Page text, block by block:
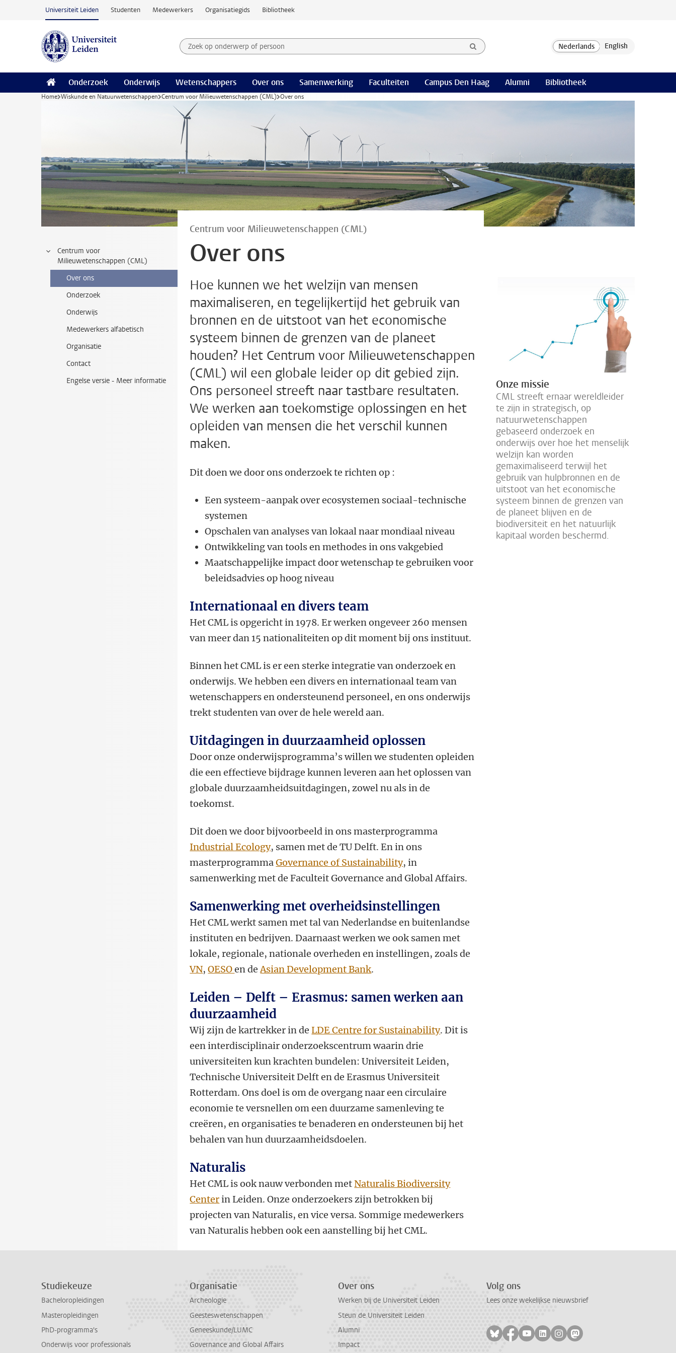
Ga naar hoofdinhoud
Universiteit Leiden Studenten Medewerkers Organisatiegids Bibliotheek
Zoek op onderwerp of persoon en selecteer categorie
Zoekterm
Onderzoek Onderwijs Wetenschappers Over ons Samenwerking Faculteiten Campus Den Haag Alumni Bibliotheek
Home Wiskunde en Natuurwetenschappen Centrum voor Milieuwetenschappen (CML) Over ons
Centrum voor
Milieuwetenschappen (CML)
Over ons
Onderzoek
Onderwijs
Medewerkers alfabetisch
Organisatie
Contact
Engelse versie - Meer informatie
Centrum voor Milieuwetenschappen (CML)
Over ons
Hoe kunnen we het welzijn van mensen
maximaliseren, en tegelijkertijd het gebruik van
bronnen en de uitstoot van het economische
systeem binnen de grenzen van de planeet
houden? Het Centrum voor Milieuwetenschappen
(CML) wil een globale leider op dit gebied zijn.
Ons personeel streeft naar tastbare resultaten.
We werken aan toekomstige oplossingen en het
opleiden van mensen die het verschil kunnen
maken.
Dit doen we door ons onderzoek te richten op :
Een systeem-aanpak over ecosystemen sociaal-technische
systemen
Opschalen van analyses van lokaal naar mondiaal niveau
Ontwikkeling van tools en methodes in ons vakgebied
Maatschappelijke impact door wetenschap te gebruiken voor
beleidsadvies op hoog niveau
Internationaal en divers team
Het CML is opgericht in 1978. Er werken ongeveer 260 mensen
van meer dan 15 nationaliteiten op dit moment bij ons instituut.
Binnen het CML is er een sterke integratie van onderzoek en
onderwijs. We hebben een divers en internationaal team van
wetenschappers en ondersteunend personeel, en ons onderwijs
trekt studenten van over de hele wereld aan.
Uitdagingen in duurzaamheid oplossen
Door onze onderwijsprogramma’s willen we studenten opleiden
die een effectieve bijdrage kunnen leveren aan het oplossen van
globale duurzaamheidsuitdagingen, zowel nu als in de
toekomst.
Dit doen we door bijvoorbeeld in ons masterprogramma
Industrial Ecology, samen met de TU Delft. En in ons
masterprogrammaGovernance of Sustainability, in
samenwerking met de Faculteit Governance and Global Affairs.
Samenwerking met overheidsinstellingen
Het CML werkt samen met tal van Nederlandse en buitenlandse
instituten en bedrijven. Daarnaast werken we ook samen met
lokale, regionale, nationale overheden en instellingen, zoals de
VN,OESOen deAsian Development Bank.
Leiden – Delft – Erasmus: samen werken aan
duurzaamheid
Wij zijn de kartrekker in deLDE Centre for Sustainability. Dit is
een interdisciplinair onderzoekscentrum waarin drie
universiteiten kun krachten bundelen: Universiteit Leiden,
Technische Universiteit Delft en de Erasmus Universiteit
Rotterdam. Ons doel is om de overgang naar een circulaire
economie te versnellen om een duurzame samenleving te
creëren, en organisaties te benaderen en ondersteunen bij het
behalen van hun duurzaamheidsdoelen.
Naturalis
Het CML is ook nauw verbonden metNaturalis Biodiversity
Centerin Leiden. Onze onderzoekers zijn betrokken bij
projecten van Naturalis, en vice versa. Sommige medewerkers
van Naturalis hebben ook een aanstelling bij het CML.
Onze missie
CML streeft ernaar wereldleider
te zijn in strategisch, op
natuurwetenschappen
gebaseerd onderzoek en
onderwijs over hoe het menselijk
welzijn kan worden
gemaximaliseerd terwijl het
gebruik van hulpbronnen en de
uitstoot van het economische
systeem binnen de grenzen van
de planeet blijven en de
biodiversiteit en het natuurlijk
kapitaal worden beschermd.
Studiekeuze
Bacheloropleidingen
Masteropleidingen
PhD-programma's
Onderwijs voor professionals
Organisatie
Archeologie
Geesteswetenschappen
Geneeskunde/LUMC
Governance and Global Affairs
Over ons
Werken bij de Universiteit Leiden
Steun de Universiteit Leiden
Alumni
Impact
Volg ons
Lees onze wekelijkse nieuwsbrief
Volg ons op bluesky
Volg ons op facebook
Volg ons op youtube
Volg ons op linkedin
Volg ons op instagram
Volg ons op mastodon